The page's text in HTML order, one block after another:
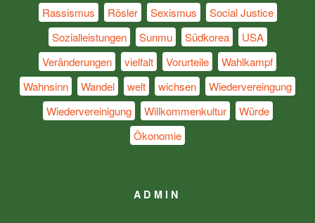
Rassismus
Rösler Sexismus
Social Justice
Sozialleistungen
Sunmu Südkorea
USA
Veränderungen
vielfalt Vorurteile
Wahlkampf
Wahnsinn
Wandel welt wichsen
Wiedervereingung
Wiedervereinigung
Willkommenkultur
Würde
Ökonomie
ADMIN